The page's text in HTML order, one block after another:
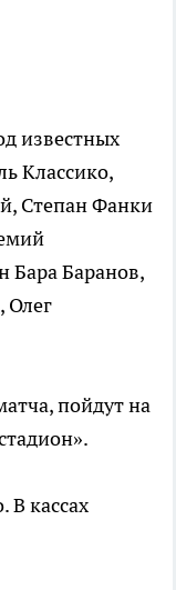
известных
Классико,
Степан Фанки
Бара Баранов,
Олег
пойдут на
В кассах